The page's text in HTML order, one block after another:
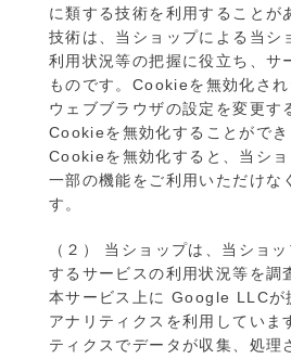
に類する技術を利用することが
技術は、当ショップによる当シ
利用状況等の把握に役立ち、サ
ものです。Cookieを無効化され
ウェブブラウザの設定を変更す
Cookieを無効化することができ
Cookieを無効化すると、当シ
一部の機能をご利用いただけな
す。
（２） 当ショップは、当ショ
するサービスの利用状況等を調
本サービス上に Google LLC
アナリティクスを利用していま
ティクスでデータが収集、処理